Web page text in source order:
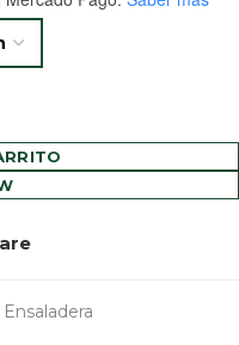
Ensaladera